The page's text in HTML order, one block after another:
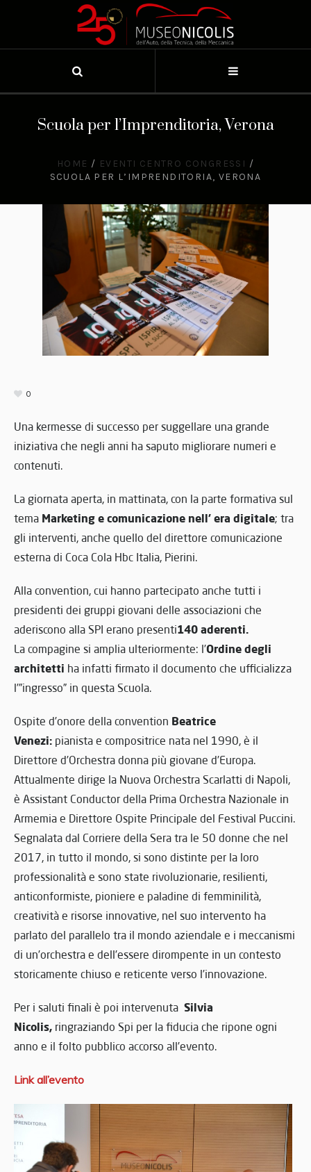
Scuola per l’Imprenditoria, Verona
HOME / EVENTI CENTRO CONGRESSI /
SCUOLA PER L’IMPRENDITORIA, VERONA
0
Una kermesse di successo per suggellare una grande
iniziativa che negli anni ha saputo migliorare numeri e
contenuti.
La giornata aperta, in mattinata, con la parte formativa sul
tema Marketing e comunicazione nell’ era digitale; tra
gli interventi, anche quello del direttore comunicazione
esterna di Coca Cola Hbc Italia, Pierini.
Alla convention, cui hanno partecipato anche tutti i
presidenti dei gruppi giovani delle associazioni che
aderiscono alla SPI erano presenti140 aderenti.
La compagine si amplia ulteriormente: l’Ordine degli
architetti ha infatti firmato il documento che ufficializza
l’”ingresso” in questa Scuola.
Ospite d’onore della convention Beatrice
Venezi: pianista e compositrice nata nel 1990, è il
Direttore d’Orchestra donna più giovane d’Europa.
Attualmente dirige la Nuova Orchestra Scarlatti di Napoli,
è Assistant Conductor della Prima Orchestra Nazionale in
Armemia e Direttore Ospite Principale del Festival Puccini.
Segnalata dal Corriere della Sera tra le 50 donne che nel
2017, in tutto il mondo, si sono distinte per la loro
professionalità e sono state rivoluzionarie, resilienti,
anticonformiste, pioniere e paladine di femminilità,
creatività e risorse innovative, nel suo intervento ha
parlato del parallelo tra il mondo aziendale e i meccanismi
di un’orchestra e dell’essere dirompente in un contesto
storicamente chiuso e reticente verso l’innovazione.
Per i saluti finali è poi intervenuta Silvia
Nicolis, ringraziando Spi per la fiducia che ripone ogni
anno e il folto pubblico accorso all’evento.
Link all’evento